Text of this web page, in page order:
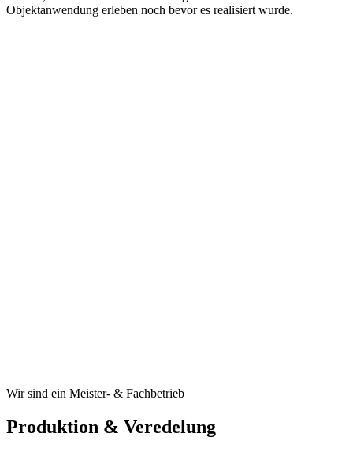
Objektanwendung erleben noch bevor es realisiert wurde.
Wir sind ein Meister- & Fachbetrieb
Produktion & Veredelung